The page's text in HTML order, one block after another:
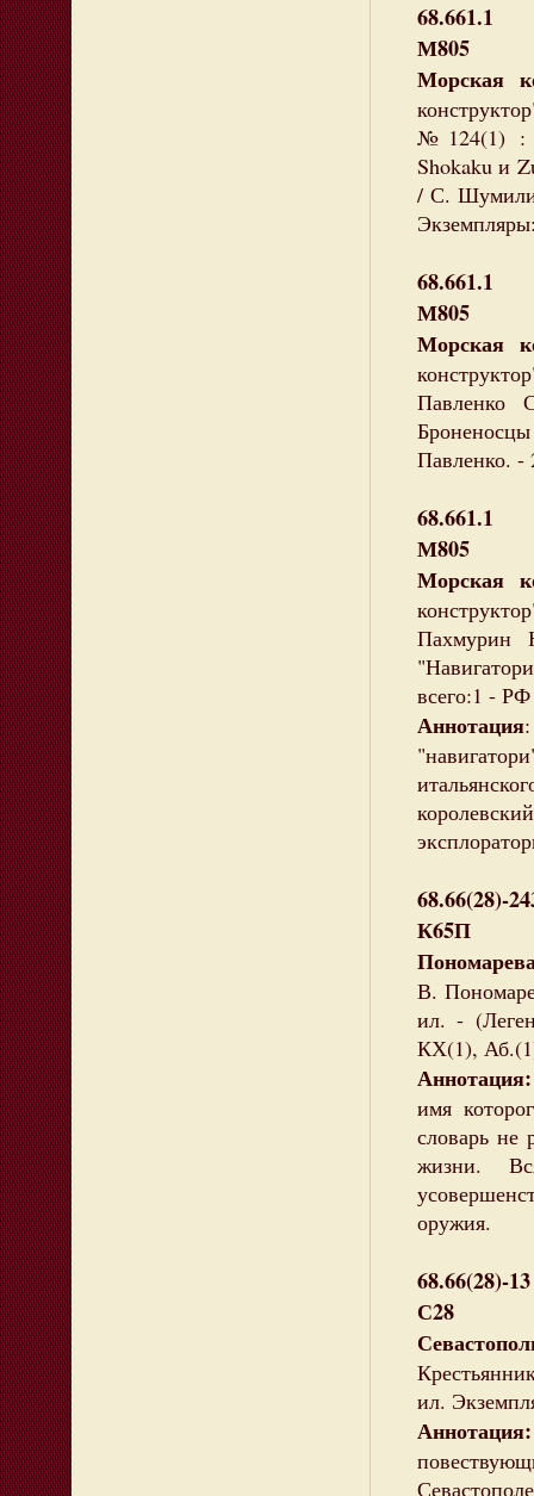
68.661.1
М805
Морская
№124(1) :
Shokaku и
/ С.
68.661.1
М805
Морская
Павленко.
68.661.1
М805
Морская
всего:1 -
Аннотация
68.66(28)-
К65П
В.
ил. -
КХ(1),
Аннотация:
имя
словарь не
жизни.
оружия.
68.66(28)-13
С28
ил.